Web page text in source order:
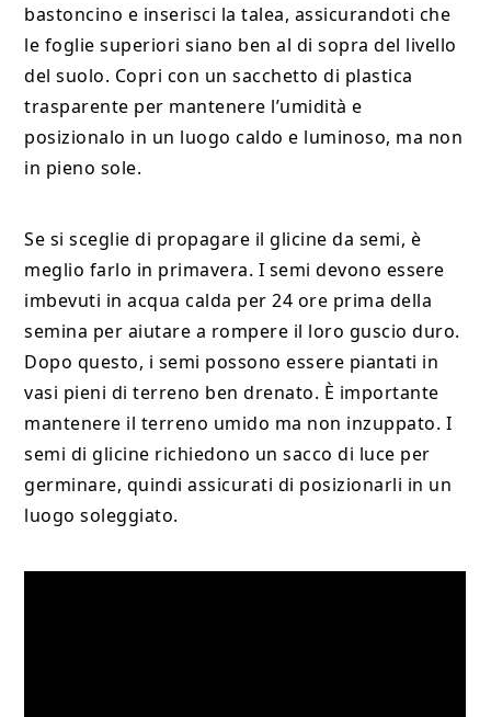
bastoncino e inserisci la talea, assicurandoti che
le foglie superiori siano ben al di sopra del livello
del suolo. Copri con un sacchetto di plastica
trasparente per mantenere l’umidità e
posizionalo in un luogo caldo e luminoso, ma non
in pieno sole.
Se si sceglie di propagare il glicine da semi, è
meglio farlo in primavera. I semi devono essere
imbevuti in acqua calda per 24 ore prima della
semina per aiutare a rompere il loro guscio duro.
Dopo questo, i semi possono essere piantati in
vasi pieni di terreno ben drenato. È importante
mantenere il terreno umido ma non inzuppato. I
semi di glicine richiedono un sacco di luce per
germinare, quindi assicurati di posizionarli in un
luogo soleggiato.